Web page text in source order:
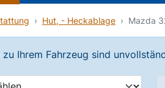
Hut, - Heckablage Mazda
zu Ihrem Fahrzeug sind